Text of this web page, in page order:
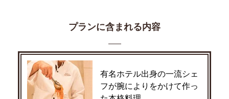
プランに含まれる内容
有名ホテル出身の一流シェ
フが腕によりをかけて作っ